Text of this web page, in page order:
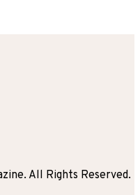
All Rights Reserved.